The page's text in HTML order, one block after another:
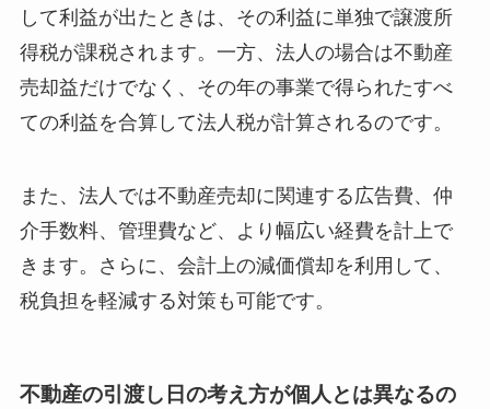
して利益が出たときは、その利益に単独で譲渡所
得税が課税されます。一方、法人の場合は不動産
売却益だけでなく、その年の事業で得られたすべ
ての利益を合算して法人税が計算されるのです。
また、法人では不動産売却に関連する広告費、仲
介手数料、管理費など、より幅広い経費を計上で
きます。さらに、会計上の減価償却を利用して、
税負担を軽減する対策も可能です。
不動産の引渡し日の考え方が個人とは異なるの